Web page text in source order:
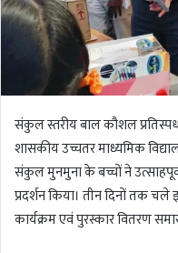
संकुल स्तरीय बाल कौशल
शासकीय उच्चतर माध्यमिक
संकुल मुनमुना के बच्चों ने
प्रदर्शन किया। तीन दिनों तक
कार्यक्रम एवं पुरस्कार वितरण